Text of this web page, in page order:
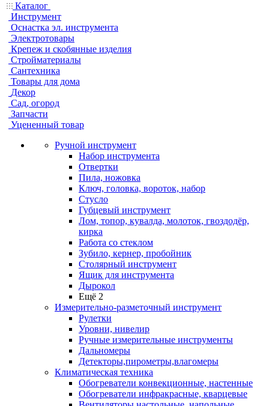
Каталог
Инструмент
Оснастка эл. инструмента
Электротовары
Крепеж и скобянные изделия
Стройматериалы
Сантехника
Товары для дома
Декор
Сад, огород
Запчасти
Уцененный товар
Ручной инструмент
Набор инструмента
Отвертки
Пила, ножовка
Ключ, головка, вороток, набор
Стусло
Губцевый инструмент
Лом, топор, кувалда, молоток, гвоздодёр,
кирка
Работа со стеклом
Зубило, кернер, пробойник
Столярный инструмент
Ящик для инструмента
Дырокол
Ещё 2
Измерительно-разметочный инструмент
Рулетки
Уровни, нивелир
Ручные измерительные инструменты
Дальномеры
Детекторы,пирометры,влагомеры
Климатическая техника
Обогреватели конвекционные, настенные
Обогреватели инфракрасные, кварцевые